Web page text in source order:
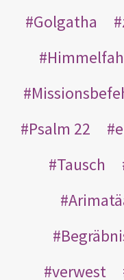
Golgatha
Psalm 22
Tausch
verwest